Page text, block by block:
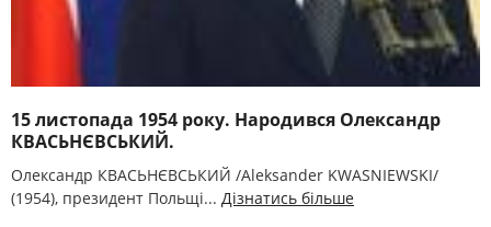
15 листопада 1954 року. Народився Олександр
КВАСЬНЄВСЬКИЙ.
Олександр КВАСЬНЄВСЬКИЙ /Aleksander KWASNIEWSKI/
(1954), президент Польщі... Дізнатись більше